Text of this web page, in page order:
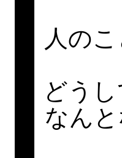
人の
どう
なん